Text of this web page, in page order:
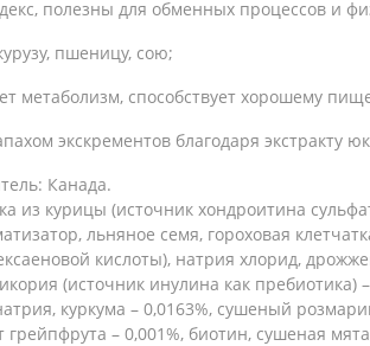
полезны для обменных процессов и
пшеницу, сою;
метаболизм, способствует хорошему
экскрементов благодаря экстракту
Канада.
из курицы (источник хондроитина
льняное семя, гороховая
кислоты), натрия хлорид,
(источник инулина как
куркума – 0,0163%, сушеный
грейпфрута – 0,001%, биотин, сушеная